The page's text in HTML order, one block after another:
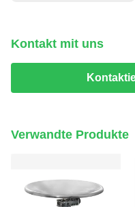
Kontakt mit uns
Verwandte Produkte